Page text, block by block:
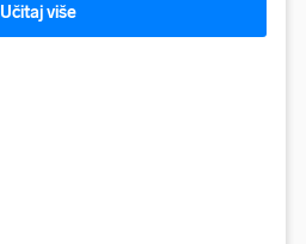
Učitaj više